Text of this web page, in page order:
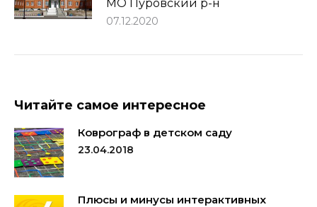
МО Пуровский р-н
07.12.2020
Читайте самое интересное
Коврограф в детском саду
23.04.2018
Плюсы и минусы интерактивных